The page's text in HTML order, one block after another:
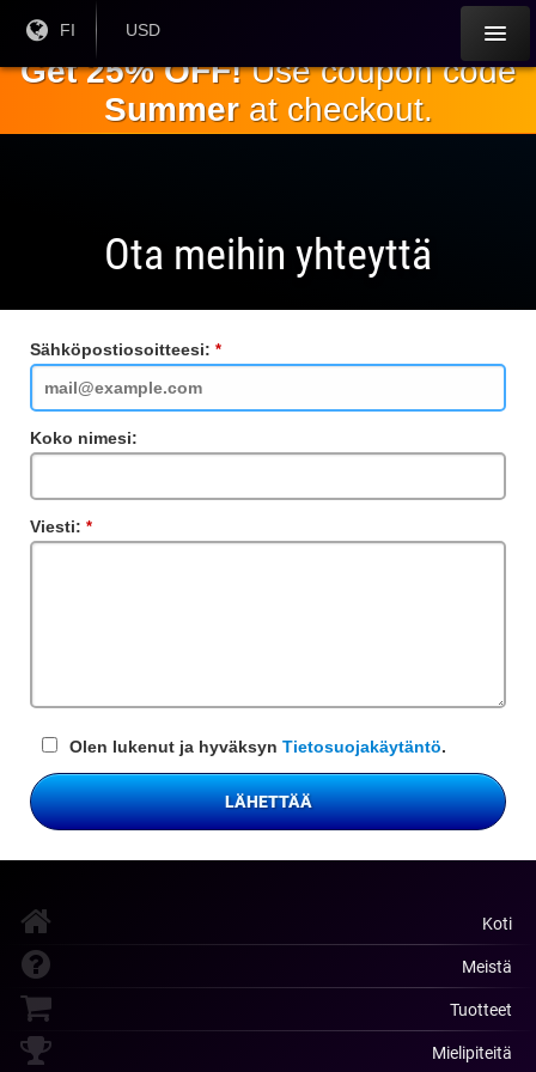
Nykyinen
FI
Nykyinen
USD
Get 25% OFF!Use coupon code
Summerat checkout.
Ota meihin yhteyttä
Sähköpostiosoitteesi:
kenttä
Koko nimesi:
Viesti:
kenttä
Olen lukenut ja hyväksyn Tietosuojakäytäntö.
LÄHETTÄÄ
Koti
Meistä
Tuotteet
Mielipiteitä